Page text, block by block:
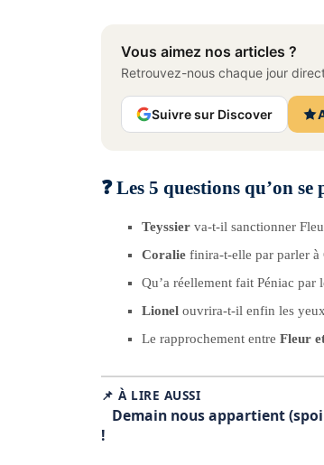
Vous aimez nos articles ?
Retrouvez-nous chaque jour
Suivre sur Discover
❓ Les 5 questions qu’on
Teyssier va-t-il sanctionner
Coralie finira-t-elle par parler à
Qu’a réellement fait Péniac par
Lionel ouvrira-t-il enfin les
Le rapprochement entre Fleur
📌 À LIRE AUSSI
Demain nous appartient
!